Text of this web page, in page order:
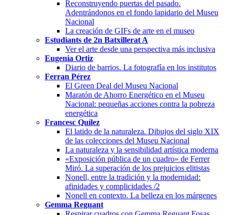
Reconstruyendo puertas del pasado.
Adentrándonos en el fondo lapidario del Museu
Nacional
La creación de GIFs de arte en el museo
Estudiants de 2n Batxillerat A
Ver el arte desde una perspectiva más inclusiva
Eugenia Ortiz
Diario de barrios. La fotografía en los institutos
Ferran Pérez
El Green Deal del Museu Nacional
Maratón de Ahorro Energético en el Museu
Nacional: pequeñas acciones contra la pobreza
energética
Francesc Quílez
El latido de la naturaleza. Dibujos del siglo XIX
de las colecciones del Museu Nacional
La naturaleza y la sensibilidad artística moderna
«Exposición pública de un cuadro» de Ferrer
Miró. La superación de los prejuicios elitistas
Nonell, entre la tradición y la modernidad:
afinidades y complicidades /2
Nonell en contexto. La belleza en los márgenes
Gemma Reguant